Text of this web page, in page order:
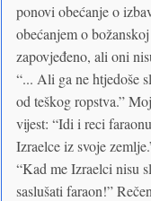
ponovi obećanje o
obećanjem o
zapovjeđeno, ali oni
“... Ali ga ne htjedoše
od teškog ropstva.”
vijest: “Idi i reci
Izraelce iz svoje
“Kad me Izraelci nisu
saslušati faraon!”